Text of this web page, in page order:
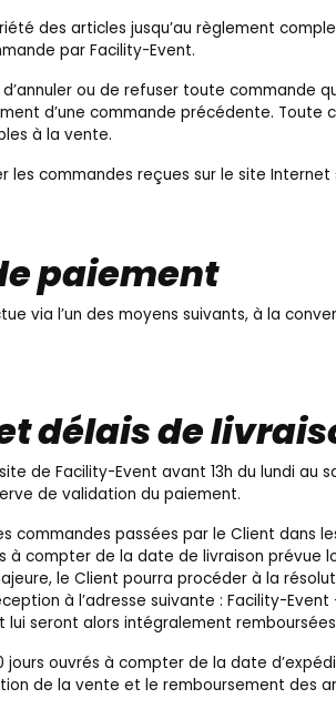
des articles jusqu’au règlement
par Facility-Event.
ou de refuser toute commande
d’une commande précédente.
à la vente.
les commandes reçues sur le site
paiement
via l’un des moyens suivants, à la
délais de
de Facility-Event avant 13h du lundi au
de validation du paiement.
commandes passées par le Client dans
à compter de la date de livraison prévue
le Client pourra procéder à la
à l’adresse suivante : Facility-Event –
lui seront alors intégralement
jours ouvrés à compter de la date
de la vente et le remboursement des